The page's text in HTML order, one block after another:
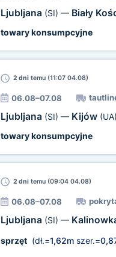
Ljubljana (SI) — Biały
towary konsumpcyjne
2 dnitemu (11:07 04.08)
06.08–07.08
Ljubljana (SI) — Kijów (UA)
towary konsumpcyjne
2 dnitemu (09:04 04.08)
06.08–07.08
Ljubljana (SI) —
sprzęt(dł.=1,62mszer.=